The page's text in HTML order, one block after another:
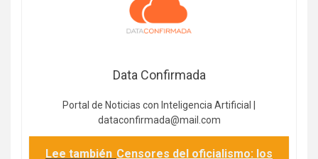
Data Confirmada
Portal de Noticias con Inteligencia Artificial |
dataconfirmada@mail.com
Lee también Censores del oficialismo: los